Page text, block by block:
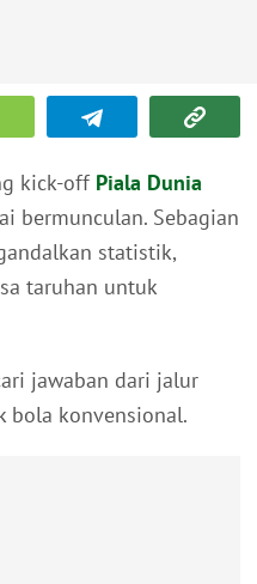
kick-off Piala Dunia
bermunculan. Sebagian
statistik,
taruhan untuk
jawaban dari jalur
bola konvensional.